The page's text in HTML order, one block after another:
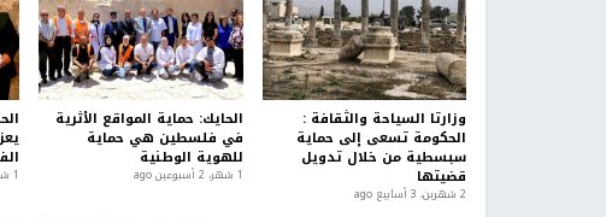
وزارتا السياحة والثقافة :
الحكومة تسعى إلى حماية
سبسطية من خلال تدويل
قضيتها
2 شهرين، 3 أسابيع ago
الحايك: حماية المواقع الأثرية
في فلسطين هي حماية
للهوية الوطنية
1 شهر، 2 أسبوعين ago 1 شهر ago